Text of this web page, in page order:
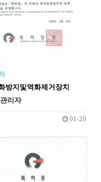
방지및역화제거장치
리자
01-20